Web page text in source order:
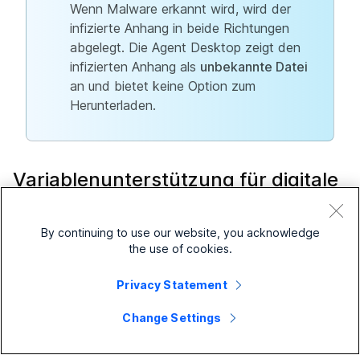
Wenn Malware erkannt wird, wird der
infizierte Anhang in beide Richtungen
abgelegt. Die Agent Desktop zeigt den
infizierten Anhang als unbekannte Datei
an und bietet keine Option zum
Herunterladen.
Variablenunterstützung für digitale
Webex Contact Center unterstützt die Verwendung von
Variablen, während Sie Flows für die digitalen Kanäle
Globale Variablen werden im Managementportal
By continuing to use our website, you acknowledge
the use of cookies.
Privacy Statement
Change Settings